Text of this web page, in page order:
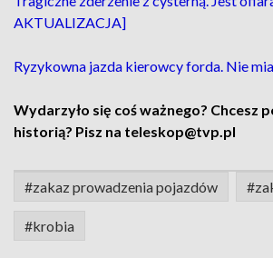
AKTUALIZACJA]
Ryzykowna jazda kierowcy forda. Nie
Wydarzyło się coś ważnego? Chcesz
historią? Pisz na teleskop@tvp.pl
#zakaz prowadzenia pojazdów
#krobia